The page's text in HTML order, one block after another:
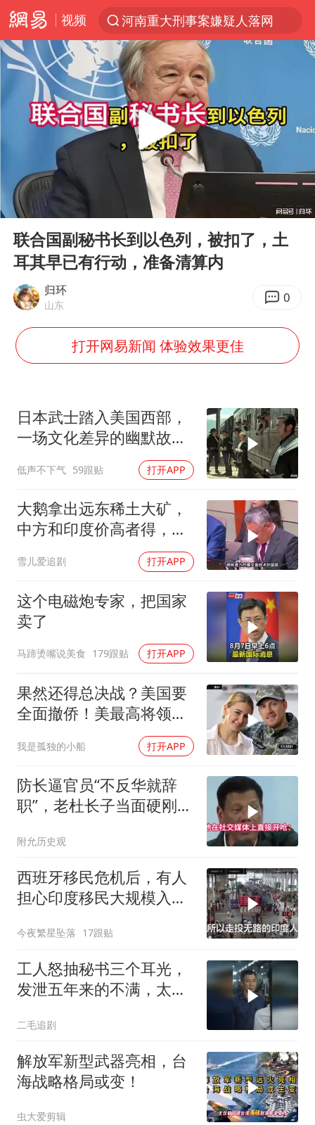
视频
河南重大刑事案嫌疑人落网
光影经济撬动暑期消费新蓝海
浙江上海等地有大雨或暴雨
西湖突现狂风暴雨 游客瞬间被浇透
金饰克价一夜涨回1300元
新疆景区自驾服务费改为按车收费
“不怕六爷挂得多 就怕六爷挂一颗”
多家A股公司收到美国关税退款
直击东北超：哈尔滨vs通辽
白海豚将正面袭击贯穿浙江
香港宏福苑火灾或由烟头引起
酒店回应车内过夜被收150元
36岁男演员成景区NPC后人气爆棚
浙江台州《告全体市民书》
梁家辉百花奖演讲落泪
人民的健康、体质、幸福一脉相承
Play
00:00
联合国副秘书长到以色列，被扣了，土
耳其早已有行动，准备清算内
归环
山东 0
打开网易新闻 体验效果更佳
日本武士踏入美国西部，
一场文化差异的幽默故事
低声不下气 59跟贴 打开APP
大鹅拿出远东稀土大矿，
中方和印度价高者得，背
雪儿爱追剧 打开APP
这个电磁炮专家，把国家
卖了
马蹄烫嘴说美食 179跟贴 打开APP
果然还得总决战？美国要
全面撤侨！美最高将领：
我是孤独的小船 打开APP
防长逼官员“不反华就辞
职”，老杜长子当面硬刚：
附允历史观
西班牙移民危机后，有人
担心印度移民大规模入侵
今夜繁星坠落 17跟贴
工人怒抽秘书三个耳光，
发泄五年来的不满，太解
二毛追剧
解放军新型武器亮相，台
海战略格局或变！
虫大爱剪辑